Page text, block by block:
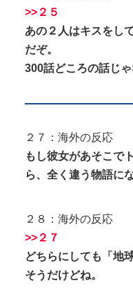
>>２５
あの２人はキスをし
だぞ。
300話どころの話じゃ
２７：海外の反応
もし彼女があそこで
ら、全く違う物語に
２８：海外の反応
>>２７
どちらにしても「地
そうだけどね。